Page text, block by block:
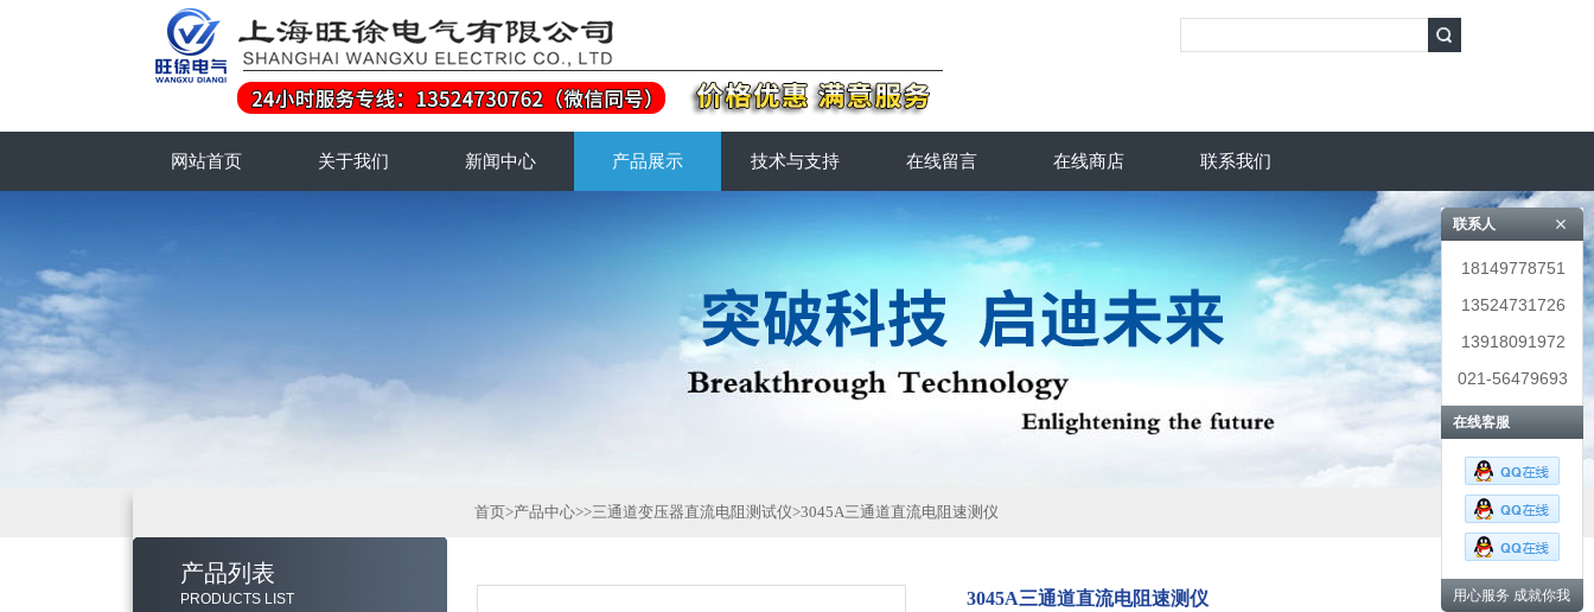
网站首页 关于我们 新闻中心 产品展示 技术与支持 在线留言 在线商店 联系我们
产品列表
PRODUCTS LIST
首页>产品中心>>三通道变压器直流电阻测试仪>3045A三通道直流电阻速测仪
3045A三通道直流电阻速测仪
联系人
18149778751
13524731726
13918091972
021-56479693
在线客服
用心服务 成就你我